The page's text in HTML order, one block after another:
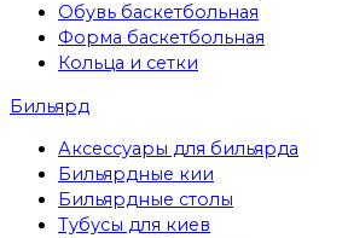
Обувь баскетбольная
Форма баскетбольная
Кольца и сетки
Бильярд
Аксессуары для бильярда
Бильярдные кии
Бильярдные столы
Тубусы для киев